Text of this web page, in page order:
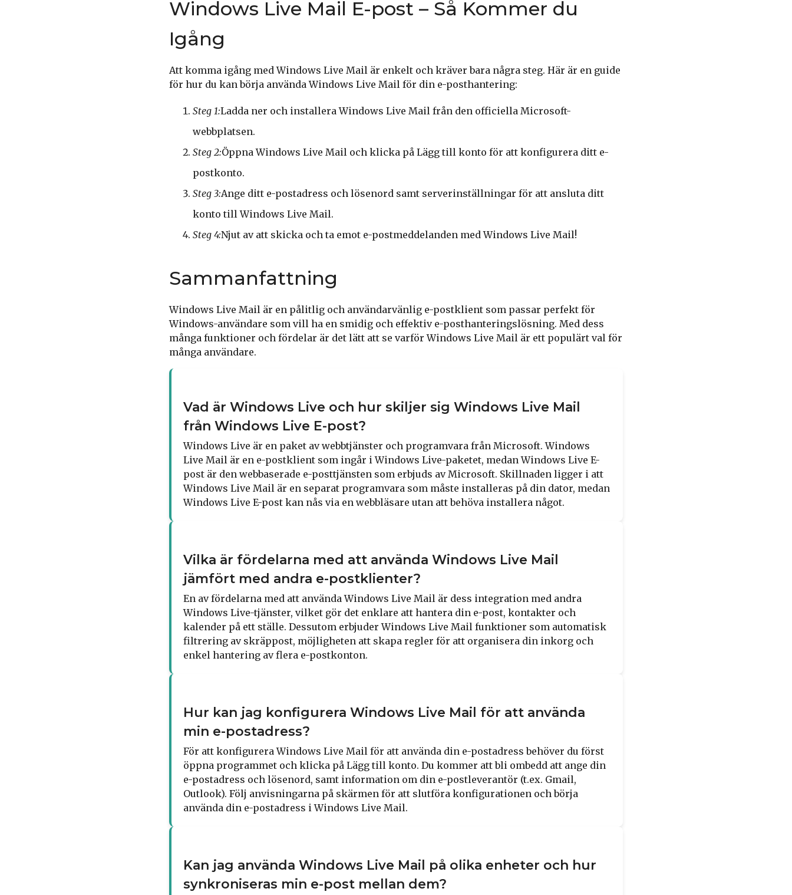
Windows Live Mail E-post – Så Kommer du
Igång
Att komma igång med Windows Live Mail är enkelt och kräver bara några steg. Här är en guide
för hur du kan börja använda Windows Live Mail för din e-posthantering:
Steg 1:Ladda ner och installera Windows Live Mail från den officiella Microsoft-
webbplatsen.
Steg 2:Öppna Windows Live Mail och klicka på Lägg till konto för att konfigurera ditt e-
postkonto.
Steg 3:Ange ditt e-postadress och lösenord samt serverinställningar för att ansluta ditt
konto till Windows Live Mail.
Steg 4:Njut av att skicka och ta emot e-postmeddelanden med Windows Live Mail!
Sammanfattning
Windows Live Mail är en pålitlig och användarvänlig e-postklient som passar perfekt för
Windows-användare som vill ha en smidig och effektiv e-posthanteringslösning. Med dess
många funktioner och fördelar är det lätt att se varför Windows Live Mail är ett populärt val för
många användare.
Vad är Windows Live och hur skiljer sig Windows Live Mail
från Windows Live E-post?
Windows Live är en paket av webbtjänster och programvara från Microsoft. Windows
Live Mail är en e-postklient som ingår i Windows Live-paketet, medan Windows Live E-
post är den webbaserade e-posttjänsten som erbjuds av Microsoft. Skillnaden ligger i att
Windows Live Mail är en separat programvara som måste installeras på din dator, medan
Windows Live E-post kan nås via en webbläsare utan att behöva installera något.
Vilka är fördelarna med att använda Windows Live Mail
jämfört med andra e-postklienter?
En av fördelarna med att använda Windows Live Mail är dess integration med andra
Windows Live-tjänster, vilket gör det enklare att hantera din e-post, kontakter och
kalender på ett ställe. Dessutom erbjuder Windows Live Mail funktioner som automatisk
filtrering av skräppost, möjligheten att skapa regler för att organisera din inkorg och
enkel hantering av flera e-postkonton.
Hur kan jag konfigurera Windows Live Mail för att använda
min e-postadress?
För att konfigurera Windows Live Mail för att använda din e-postadress behöver du först
öppna programmet och klicka på Lägg till konto. Du kommer att bli ombedd att ange din
e-postadress och lösenord, samt information om din e-postleverantör (t.ex. Gmail,
Outlook). Följ anvisningarna på skärmen för att slutföra konfigurationen och börja
använda din e-postadress i Windows Live Mail.
Kan jag använda Windows Live Mail på olika enheter och hur
synkroniseras min e-post mellan dem?